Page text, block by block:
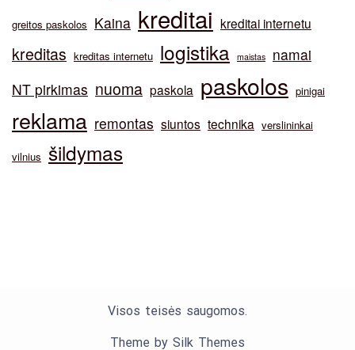
greitos paskolos Kaina kreditai kreditai internetu
kreditas kreditas internetu logistika maistas
namai
NT pirkimas nuoma paskola paskolos pinigai
reklama remontas siuntos technika verslininkai
vilnius šildymas
Visos teisės saugomos.
Theme by Silk Themes